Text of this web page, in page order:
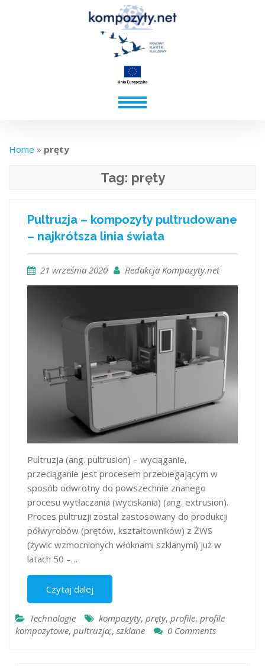
Home » pręty
Tag: pręty
Pultruzja – kompozyty pultrudowane
– najkrótsza linia świata
21 września 2020 Redakcja Kompozyty.net
Pultruzja (ang. pultrusion) – wyciąganie,
przeciąganie jest procesem przebiegającym w
sposób odwrotny do powszechnie znanego
procesu wytłaczania (wyciskania) (ang. extrusion).
Proces pultruzji został zastosowany do produkcji
półwyrobów (prętów, kształtowników) z ŻWS
(żywic wzmocnionych włóknami szklanymi) już w
latach 50 –…
Czytaj dalej
Technologie kompozyty, pręty, profile, profile
kompozytowe, pultruzja;, szklane 0 Comments